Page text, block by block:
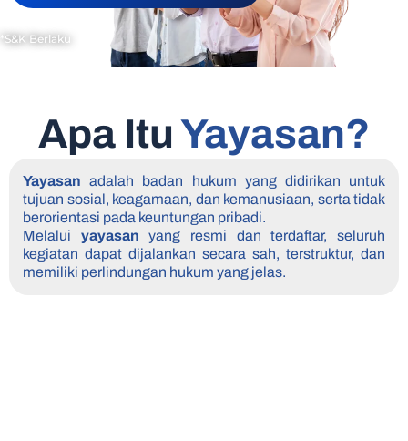
*S&K Berlaku
Apa Itu Yayasan?
Yayasan adalah badan hukum yang didirikan untuk
tujuan sosial, keagamaan, dan kemanusiaan, serta tidak
berorientasi pada keuntungan pribadi.
Melalui yayasan yang resmi dan terdaftar, seluruh
kegiatan dapat dijalankan secara sah, terstruktur, dan
memiliki perlindungan hukum yang jelas.